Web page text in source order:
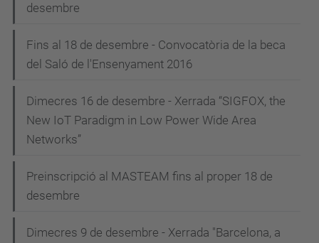
desembre
Fins al 18 de desembre - Convocatòria de la beca
del Saló de l'Ensenyament 2016
Dimecres 16 de desembre - Xerrada “SIGFOX, the
New IoT Paradigm in Low Power Wide Area
Networks”
Preinscripció al MASTEAM fins al proper 18 de
desembre
Dimecres 9 de desembre - Xerrada "Barcelona, a